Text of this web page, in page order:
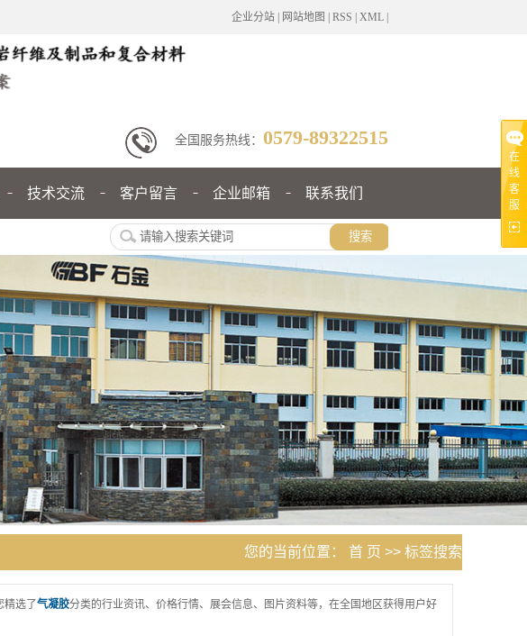
企业分站| 网站地图 RSS XML|
全国服务热线： 0579-89322515
技术交流 客户留言 企业邮箱 联系我们
您的当前位置： 首 页 >> 标签搜索
精选了气凝胶分类的行业资讯、价格行情、展会信息、图片资料等，在全国地区获得用户好
在
线
客
服